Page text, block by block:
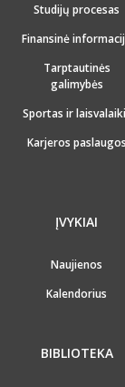
Studijų procesas
Finansinė
Tarptautinės
galimybės
Sportas ir
Karjeros paslaugos
ĮVYKIAI
Naujienos
Kalendorius
BIBLIOTEKA